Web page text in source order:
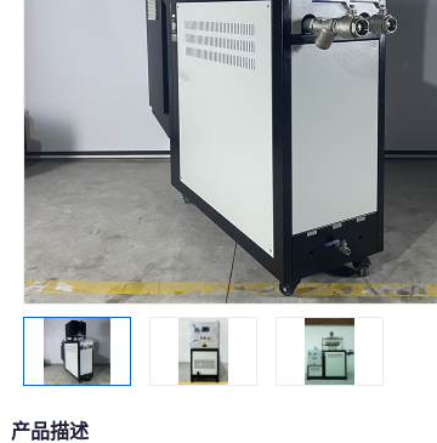
产品描述